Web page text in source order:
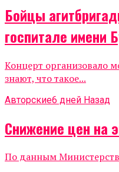
Бойцы
госпитале имени
Концерт организовало
знают, что такое...
Авторские6 дней Назад
Снижение цен на
По данным